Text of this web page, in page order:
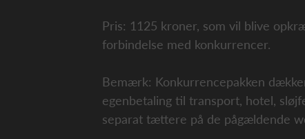
Pris: 1125 kroner, som vil blive
forbindelse med konkurrencer.
Bemærk: Konkurrencepakken
egenbetaling til transport, hotel,
separat tættere på de pågældende